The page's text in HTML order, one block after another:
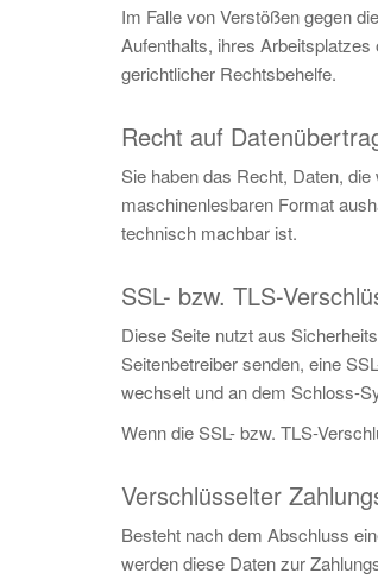
Im Falle von Verstößen gegen
Aufenthalts, ihres
gerichtlicher Rechtsbehelfe.
Recht auf
Sie haben das Recht, Daten,
maschinenlesbaren Format
technisch machbar ist.
SSL- bzw. TLS-
Diese Seite nutzt aus
Seitenbetreiber senden, eine
wechselt und an dem Schloss-
Wenn die SSL- bzw. TLS-
Verschlüsselter
Besteht nach dem Abschluss
werden diese Daten zur